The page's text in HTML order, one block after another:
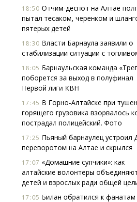
18:50 Отчим-деспот на Алтае
пытал тесаком, черенком и
пятерых детей
18:30 Власти Барнаула заявили о
стабилизации ситуации с
18:05 Барнаульская команда
поборется за выход в полуфинал
Первой лиги КВН
17:45 В Горно-Алтайске при
горящего грузовика взорвалось
пострадал полицейский. Фото
17:25 Пьяный барнаулец устроил
переворотом на Алтае и скрылся
17:07 «Домашние супчики»: как
алтайские волонтеры
детей и взрослых ради общей
17:05 Билан обратился к фанатам